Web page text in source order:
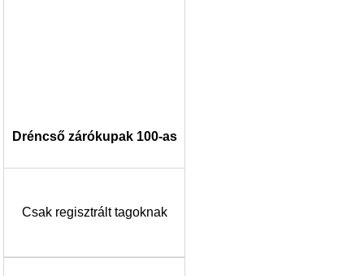
Dréncső zárókupak 100-as
Csak regisztrált tagoknak